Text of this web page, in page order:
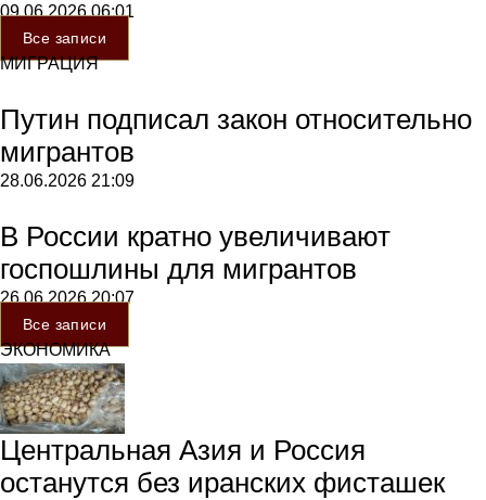
09.06.202606:01
Все записи
МИГРАЦИЯ
Путин подписал закон относительно
мигрантов
28.06.2026 21:09
В России кратно увеличивают
госпошлины для мигрантов
26.06.202620:07
Все записи
ЭКОНОМИКА
Центральная Азия и Россия
останутся без иранских фисташек